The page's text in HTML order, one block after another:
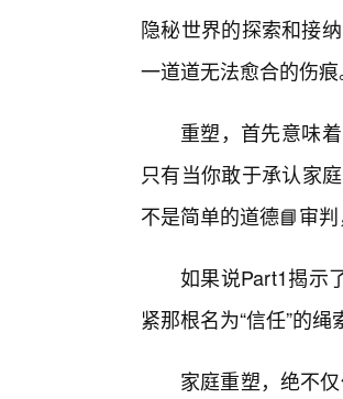
隐秘世界的探索和接
一道道无法愈合的伤痕
重塑，首先意味
只有当你敢于承认家
不是简单的道德📘审
如果说Part1揭示
紧那根名为“信任”的绳
家庭重塑，绝不